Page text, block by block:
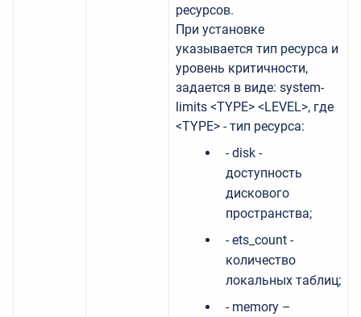
ресурсов.
При установке
указывается тип ресурса и
уровень критичности,
задается в виде: system-
limits <TYPE> <LEVEL>, где
<TYPE> - тип ресурса:
- disk -
доступность
дискового
пространства;
- ets_count -
количество
локальных таблиц;
- memory –